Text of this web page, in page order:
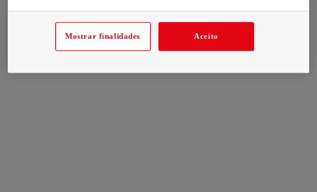
Mostrar finalidades Aceito